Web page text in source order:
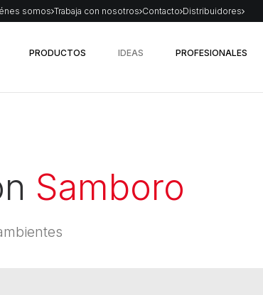
somos Trabaja con nosotros Contacto Distribuidores
PRODUCTOS IDEAS PROFESIONALES
Samboro